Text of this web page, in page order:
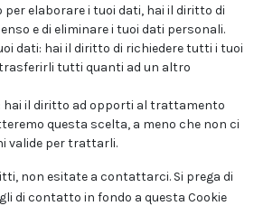
per elaborare i tuoi dati, hai il diritto di
e di eliminare i tuoi dati personali.
dati: hai il diritto di richiedere tutti i tuoi
tutti quanti ad un altro
hai il diritto ad opporti al trattamento
questa scelta, a meno che non ci
valide per trattarli.
non esitate a contattarci. Si prega di
di contatto in fondo a questa Cookie